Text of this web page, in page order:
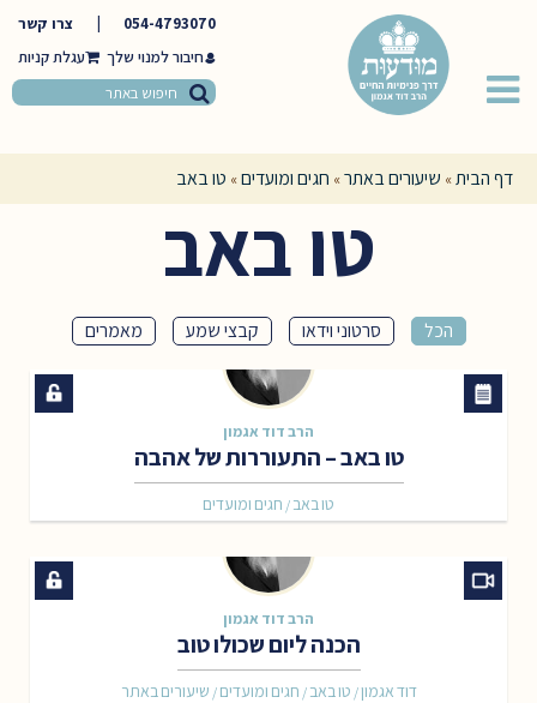
054-4793070
צרו קשר
חיבור למנוי שלך
דף הבית» שיעורים באתר» חגים ומועדים» טו באב
טו באב
הכל סרטוני וידאו קבצי שמע מאמרים
הרב דוד אגמון
טו באב – התעוררות של אהבה
חגים ומועדים / טו באב
הרב דוד אגמון
הכנה ליום שכולו טוב
שיעורים באתר / חגים ומועדים / טו באב /דוד אגמון